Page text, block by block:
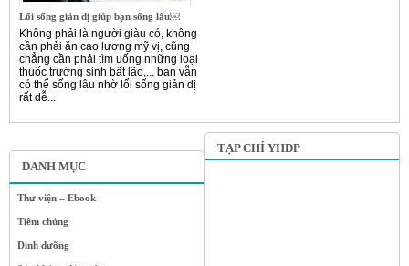
DANH MỤC
Thư viện – Ebook
Tiêm chủng
Dinh dưỡng
Lối sống giản dị giúp bạn sống lâu￼
Không phải là người giàu có, không
cần phải ăn cao lương mỹ vị, cũng
chẳng cần phải tìm uống những loại
thuốc trường sinh bất lão,... bạn vẫn
có thể sống lâu nhờ lối sống giản dị
rất dễ...
TẠP CHÍ YHDP